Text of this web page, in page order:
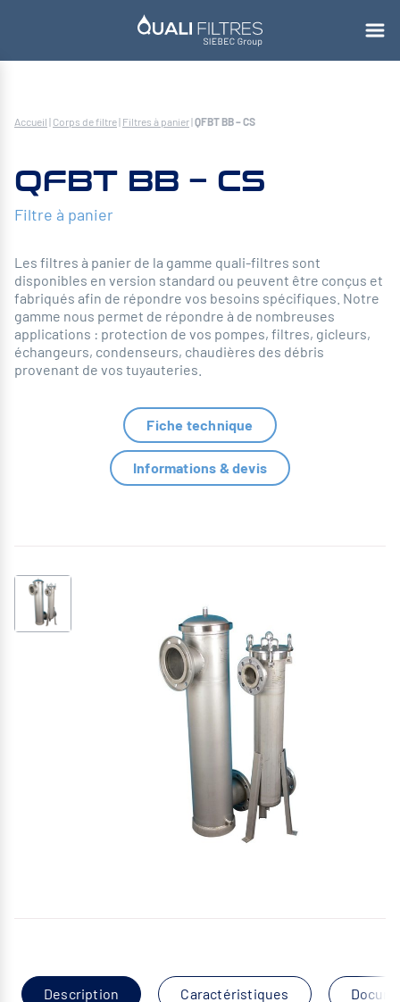
Accueil | Corps de filtre| Filtres à panier|QFBT BB – CS
QFBT BB – CS
Filtre à panier
Les filtres à panier de la gamme quali-filtres sont
disponibles en version standard ou peuvent être conçus et
fabriqués afin de répondre vos besoins spécifiques. Notre
gamme nous permet de répondre à de nombreuses
applications : protection de vos pompes, filtres, gicleurs,
échangeurs, condenseurs, chaudières des débris
provenant de vos tuyauteries.
Fiche technique
Informations & devis
Description Caractéristiques